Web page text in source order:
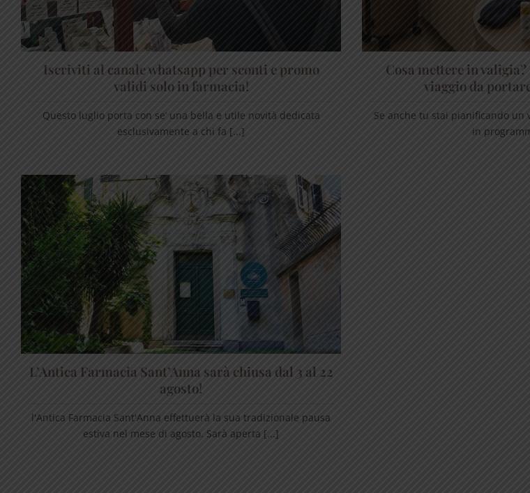
Iscriviti al canale whatsapp per sconti e promo
validi solo in farmacia!
Questo luglio porta con se’ una bella e utile novità dedicata
esclusivamente a chi fa [...]
Cosa mettere in
viaggio da
Se anche tu stai pianificando un
in
L’Antica Farmacia Sant’Anna sarà chiusa dal 3 al 22
agosto!
l'Antica Farmacia Sant'Anna effettuerà la sua tradizionale pausa
estiva nel mese di agosto. Sarà aperta [...]